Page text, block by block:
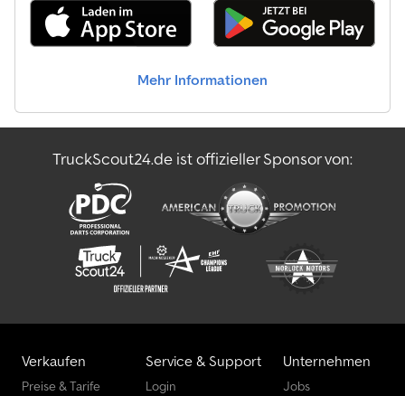
Mehr Informationen
TruckScout24.de ist offizieller Sponsor von:
Verkaufen
Preise & Tarife
Service & Support
Login
Unternehmen
Jobs